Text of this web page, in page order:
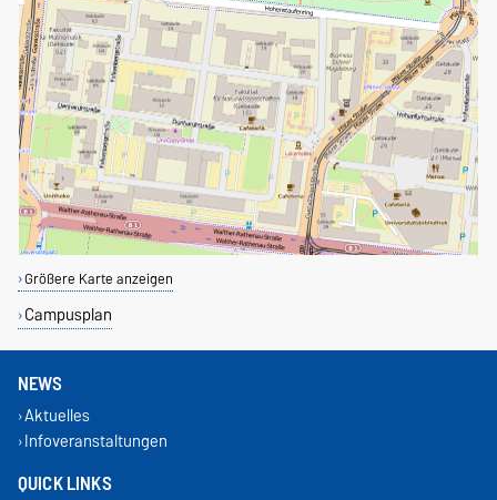
Größere Karte anzeigen
Campusplan
NEWS
Aktuelles
Infoveranstaltungen
QUICK LINKS